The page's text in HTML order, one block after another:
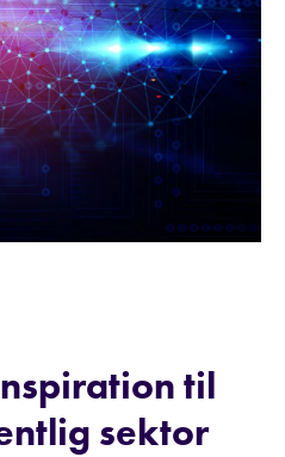
til
sektor